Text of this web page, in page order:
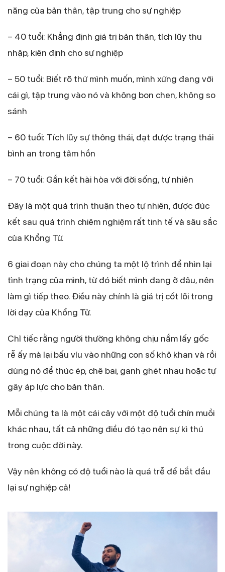
năng của bản thân, tập trung cho sự nghiệp
– 40 tuổi: Khẳng định giá trị bản thân, tích lũy thu
nhập, kiên định cho sự nghiệp
– 50 tuổi: Biết rõ thứ mình muốn, mình xứng đang với
cái gì, tập trung vào nó và không bon chen, không so
sánh
– 60 tuổi: Tích lũy sự thông thái, đạt được trạng thái
bình an trong tâm hồn
– 70 tuổi: Gắn kết hài hòa với đời sống, tự nhiên
Đây là một quá trình thuận theo tự nhiên, được đúc
kết sau quá trình chiêm nghiệm rất tinh tế và sâu sắc
của Khổng Tử.
6 giai đoạn này cho chúng ta một lộ trình để nhìn lại
tình trạng của mình, từ đó biết mình đang ở đâu, nên
làm gì tiếp theo. Điều này chính là giá trị cốt lõi trong
lời dạy của Khổng Tử.
Chỉ tiếc rằng người thường không chịu nắm lấy gốc
rễ ấy mà lại bấu víu vào những con số khô khan và rồi
dùng nó để thúc ép, chê bai, ganh ghét nhau hoặc tự
gây áp lực cho bản thân.
Mỗi chúng ta là một cái cây với một độ tuổi chín muồi
khác nhau, tất cả những điều đó tạo nên sự kì thú
trong cuộc đời này.
Vậy nên không có độ tuổi nào là quá trễ để bắt đầu
lại sự nghiệp cả!